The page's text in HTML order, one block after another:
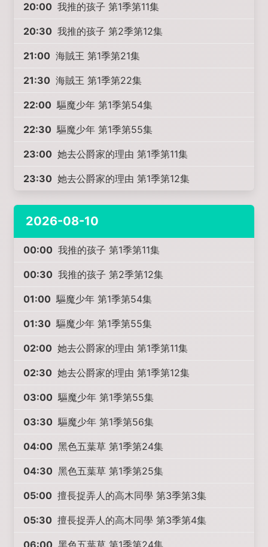
20:00 我推的孩子 第1季第11集
20:30 我推的孩子 第2季第12集
21:00 海賊王 第1季第21集
21:30 海賊王 第1季第22集
22:00 驅魔少年 第1季第54集
22:30 驅魔少年 第1季第55集
23:00 她去公爵家的理由 第1季第11集
23:30 她去公爵家的理由 第1季第12集
2026-08-10
00:00 我推的孩子 第1季第11集
00:30 我推的孩子 第2季第12集
01:00 驅魔少年 第1季第54集
01:30 驅魔少年 第1季第55集
02:00 她去公爵家的理由 第1季第11集
02:30 她去公爵家的理由 第1季第12集
03:00 驅魔少年 第1季第55集
03:30 驅魔少年 第1季第56集
04:00 黑色五葉草 第1季第24集
04:30 黑色五葉草 第1季第25集
05:00 擅長捉弄人的高木同學 第3季第3集
05:30 擅長捉弄人的高木同學 第3季第4集
06:00 黑色五葉草 第1季第24集